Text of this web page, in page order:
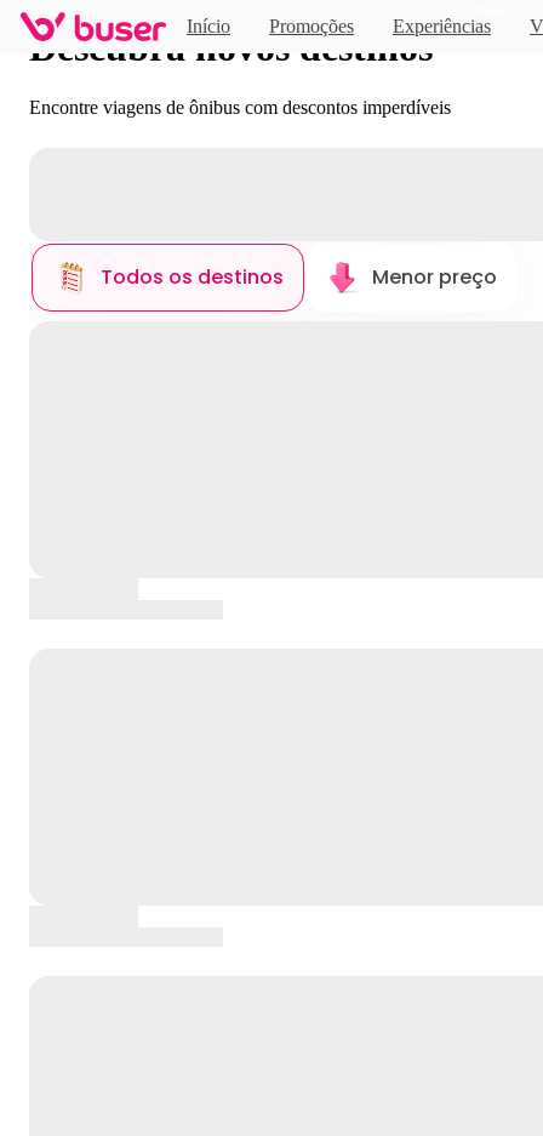
Início Promoções Experiências
Descubra novos destinos
Encontre viagens de ônibus com descontos imperdíveis
Todos os destinos Menor preço